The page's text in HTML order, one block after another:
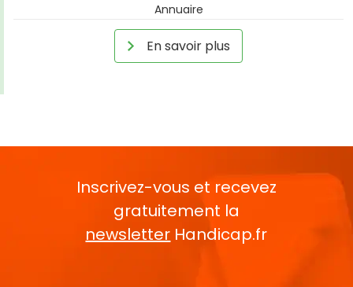
Annuaire
En savoir plus
Inscrivez-vous et recevez
gratuitement la
newsletter Handicap.fr